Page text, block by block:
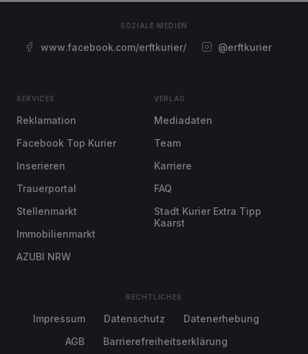
SOZIALE MEDIEN
www.facebook.com/erftkurier/ @erftkurier
SERVICES
Reklamation
Facebook Top Kurier
Inserieren
Trauerportal
Stellenmarkt
Immobilienmarkt
AZUBI NRW
VERLAG
Mediadaten
Team
Karriere
FAQ
Stadt Kurier Extra Tipp
Kaarst
RECHTLICHES
Impressum Datenschutz
Datenerhebung
AGB
Barrierefreiheitserklärung